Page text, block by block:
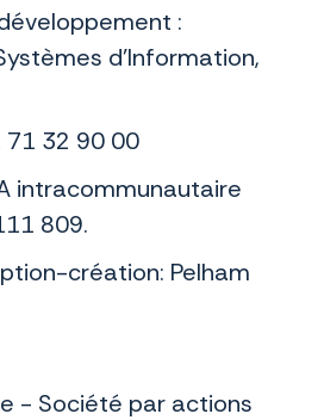
:
d'Information,
71 32 90 00
intracommunautaire
809.
création: Pelham
- Société par actions